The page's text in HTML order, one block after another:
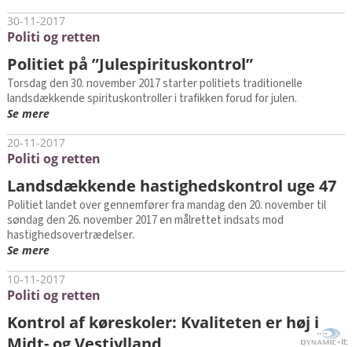
30-11-2017
Politi og retten
Politiet på ”Julespirituskontrol”
Torsdag den 30. november 2017 starter politiets traditionelle
landsdækkende spirituskontroller i trafikken forud for julen.
Se mere
20-11-2017
Politi og retten
Landsdækkende hastighedskontrol uge 47
Politiet landet over gennemfører fra mandag den 20. november til
søndag den 26. november 2017 en målrettet indsats mod
hastighedsovertrædelser.
Se mere
10-11-2017
Politi og retten
Kontrol af køreskoler: Kvaliteten er høj i